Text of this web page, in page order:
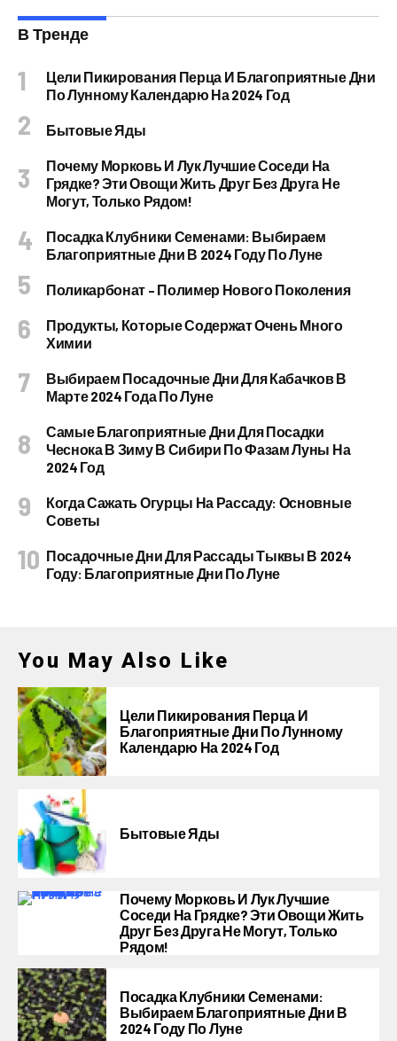
В Тренде
Цели Пикирования Перца И Благоприятные Дни
По Лунному Календарю На 2024 Год
Бытовые Яды
Почему Морковь И Лук Лучшие Соседи На
Грядке? Эти Овощи Жить Друг Без Друга Не
Могут, Только Рядом!
Посадка Клубники Семенами: Выбираем
Благоприятные Дни В 2024 Году По Луне
Поликарбонат – Полимер Нового Поколения
Продукты, Которые Содержат Очень Много
Химии
Выбираем Посадочные Дни Для Кабачков В
Марте 2024 Года По Луне
Самые Благоприятные Дни Для Посадки
Чеснока В Зиму В Сибири По Фазам Луны На
2024 Год
Когда Сажать Огурцы На Рассаду: Основные
Советы
Посадочные Дни Для Рассады Тыквы В 2024
Году: Благоприятные Дни По Луне
You May Also Like
Цели Пикирования Перца И
Благоприятные Дни По Лунному
Календарю На 2024 Год
Бытовые Яды
Почему Морковь И Лук Лучшие
Соседи На Грядке? Эти Овощи Жить
Друг Без Друга Не Могут, Только
Рядом!
Посадка Клубники Семенами:
Выбираем Благоприятные Дни В
2024 Году По Луне